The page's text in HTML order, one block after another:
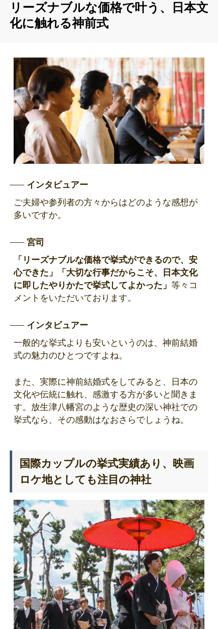
リーズナブルな価格で叶う、日本文
化に触れる神前式
インタビュアー
ご夫婦や参列者の方々からはどのような感想が
多いですか。
宮司
「リーズナブルな価格で挙式ができるので、安
心できた」「大切な行事だからこそ、日本文化
に即したやりかたで挙式してよかった」 等々コ
メントをいただいております。
インタビュアー
一般的な挙式よりも安いというのは、神前結婚
式の魅力のひとつですよね。
また、実際に神前結婚式をしてみると、日本の
文化や伝統に触れ、感激する方が多いと聞きま
す。放生津八幡宮のような歴史の深い神社での
挙式なら、その感動はなおさらでしょうね。
国際カップルの挙式実績あり、映画
ロケ地としても注目の神社